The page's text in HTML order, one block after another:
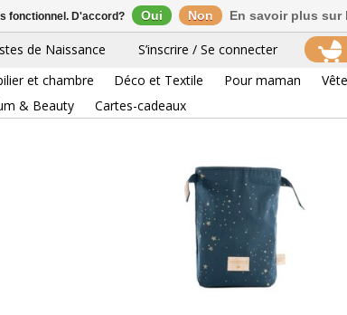
de Naissance S’inscrire / Se connecter
et chambre Déco et Textile Pour maman
& Beauty
Cartes-cadeaux
fonctionnel. D'accord? Oui Non En savoir plus sur